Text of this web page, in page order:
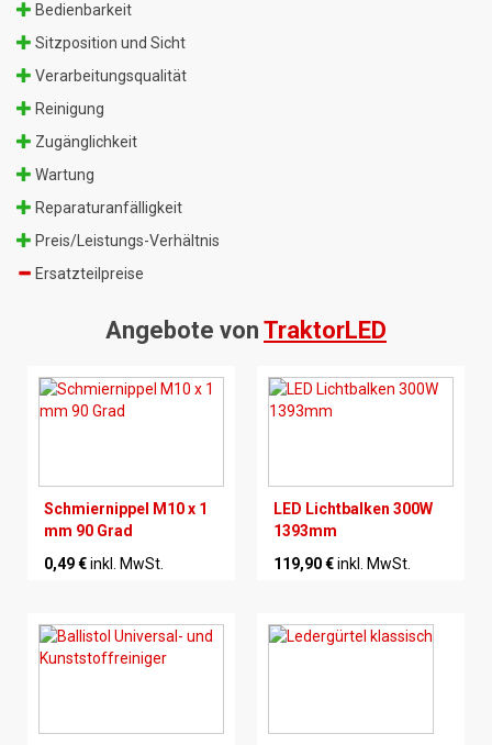
Bedienbarkeit
Sitzposition und Sicht
Verarbeitungsqualität
Reinigung
Zugänglichkeit
Wartung
Reparaturanfälligkeit
Preis/Leistungs-Verhältnis
Ersatzteilpreise
Angebote von TraktorLED
Schmiernippel M10 x 1
mm 90 Grad
0,49 €inkl. MwSt.
LED Lichtbalken 300W
1393mm
119,90 €inkl. MwSt.